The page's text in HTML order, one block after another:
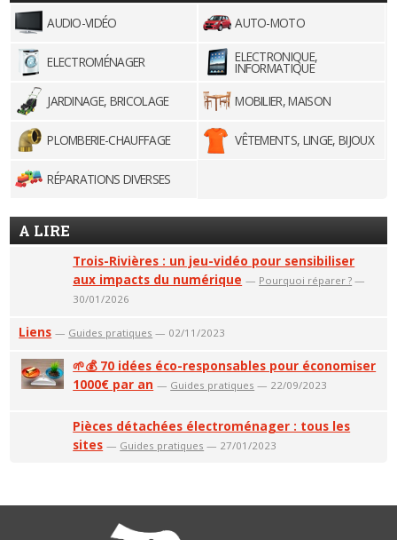
AUDIO-VIDÉO AUTO-MOTO
ELECTROMÉNAGER ELECTRONIQUE,
INFORMATIQUE
JARDINAGE, BRICOLAGE
MOBILIER, MAISON
PLOMBERIE-CHAUFFAGE VÊTEMENTS, LINGE, BIJOUX
RÉPARATIONS DIVERSES
A LIRE
Trois-Rivières : un jeu-vidéo pour sensibiliser
aux impacts du numérique — Pourquoi réparer ? —
30/01/2026
Liens — Guides pratiques — 02/11/2023
🌱💰 70 idées éco-responsables pour économiser
1000€ par an — Guides pratiques — 22/09/2023
Pièces détachées électroménager : tous les
sites — Guides pratiques — 27/01/2023